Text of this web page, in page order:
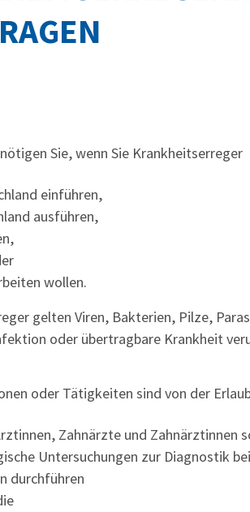
Sie, wenn Sie Krankheitserreger
einführen,
ausführen,
wollen.
gelten Viren, Bakterien, Pilze,
oder übertragbare Krankheit
oder Tätigkeiten sind von der
Zahnärzte und Zahnärztinnen
Untersuchungen zur Diagnostik
durchführen